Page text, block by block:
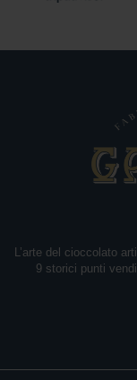
L’arte del cioccolato
9 storici punti